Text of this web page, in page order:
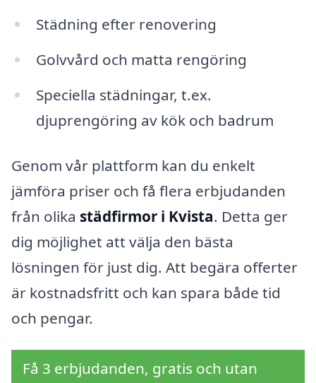
Städning efter renovering
Golvvård och matta rengöring
Speciella städningar, t.ex.
djuprengöring av kök och badrum
Genom vår plattform kan du enkelt
jämföra priser och få flera erbjudanden
från olika städfirmor i Kvista. Detta ger
dig möjlighet att välja den bästa
lösningen för just dig. Att begära offerter
är kostnadsfritt och kan spara både tid
och pengar.
Få 3 erbjudanden, gratis och utan